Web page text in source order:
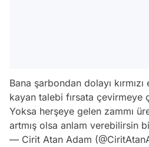
Bana şarbondan dolayı
kayan talebi fırsata çevirmeye
Yoksa herşeye gelen zammı
artmış olsa anlam verebilirsin
— Cirit Atan Adam